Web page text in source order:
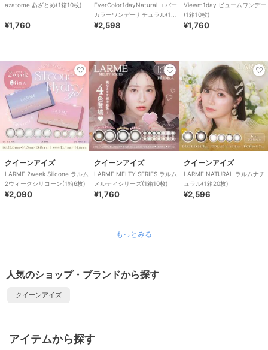
azatome あざとめ(1箱10枚)
¥1,760
EverColor1dayNatural エバー
カラーワンデーナチュラル(1箱
20枚)
¥2,598
Viewm1day ビュームワンデー
(1箱10枚)
¥1,760
クイーンアイズ
LARME 2week Silicone ラルム
2ウィークシリコーン(1箱6枚)
¥2,090
クイーンアイズ
LARME MELTY SERIES ラルム
メルティシリーズ(1箱10枚)
¥1,760
クイーンアイズ
LARME NATURAL ラルムナチ
ュラル(1箱20枚)
¥2,596
もっとみる
人気のショップ・ブランドから探す
クイーンアイズ
アイテムから探す